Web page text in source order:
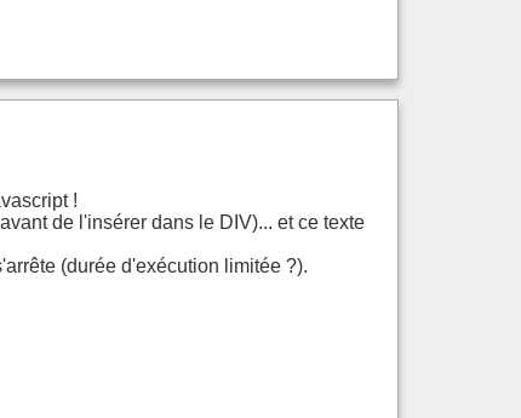
!
de l'insérer dans le DIV)... et ce texte
(durée d'exécution limitée ?).